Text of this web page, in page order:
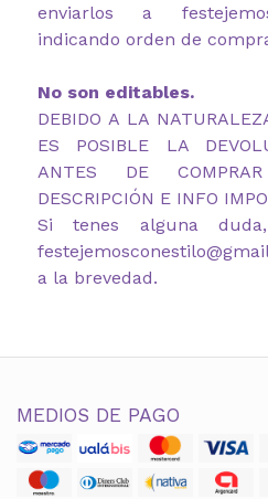
enviarlos a
indicando orden de
No son editables.
DEBIDO A LA
ES POSIBLE LA
ANTES DE
DESCRIPCIÓN E INFO
Si tenes alguna
a la brevedad.
MEDIOS DE PAGO